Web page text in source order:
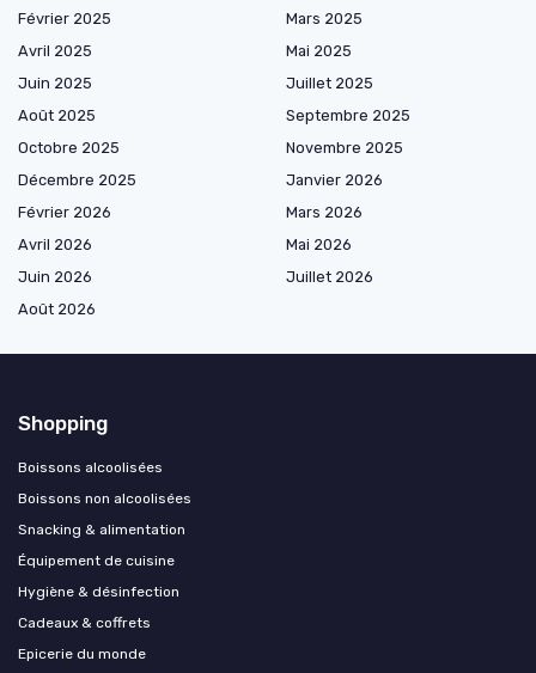
Février 2025
Mars 2025
Avril 2025
Mai 2025
Juin 2025
Juillet 2025
Août 2025
Septembre 2025
Octobre 2025
Novembre 2025
Décembre 2025
Janvier 2026
Février 2026
Mars 2026
Avril 2026
Mai 2026
Juin 2026
Juillet 2026
Août 2026
Shopping
Boissons alcoolisées
Boissons non alcoolisées
Snacking & alimentation
Équipement de cuisine
Hygiène & désinfection
Cadeaux & coffrets
Epicerie du monde